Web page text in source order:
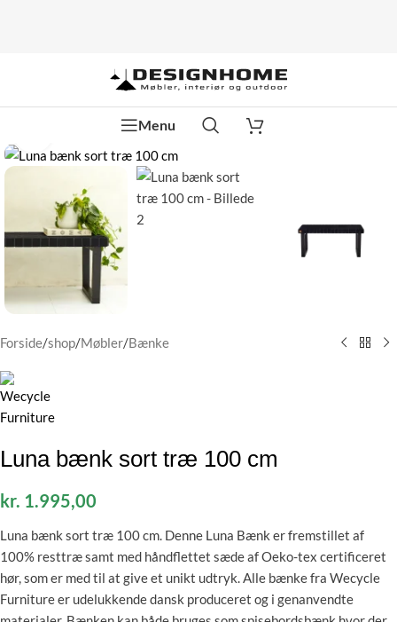
Menu
Klik for at forstørre
Forside/shop/Møbler/Bænke
Luna bænk sort træ 100 cm
kr. 1.995,00
Luna bænk sort træ 100 cm. Denne Luna Bænk er fremstillet af
100% resttræ samt med håndflettet sæde af Oeko-tex certificeret
hør, som er med til at give et unikt udtryk. Alle bænke fra Wecycle
Furniture er udelukkende dansk produceret og i genanvendte